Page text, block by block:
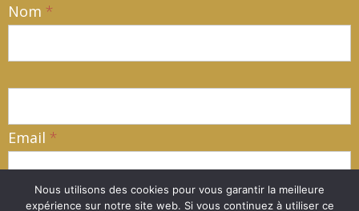
NEWSLETTER
Nom *
Email *
Nous utilisons des cookies pour vous garantir la meilleure
expérience sur notre site web. Si vous continuez à utiliser ce